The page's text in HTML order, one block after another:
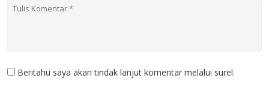
Beritahu saya akan tindak lanjut komentar melalui surel.